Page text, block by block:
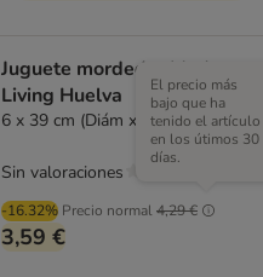
Juguete mordedor Modern
Living Huelva
6 x 39 cm (Diám x L) aprox.
-16.32% Precio normal4,29 €
El precio más
bajo que ha
tenido el artículo
en los útimos 30
días.
3,59 €
Sin valoraciones